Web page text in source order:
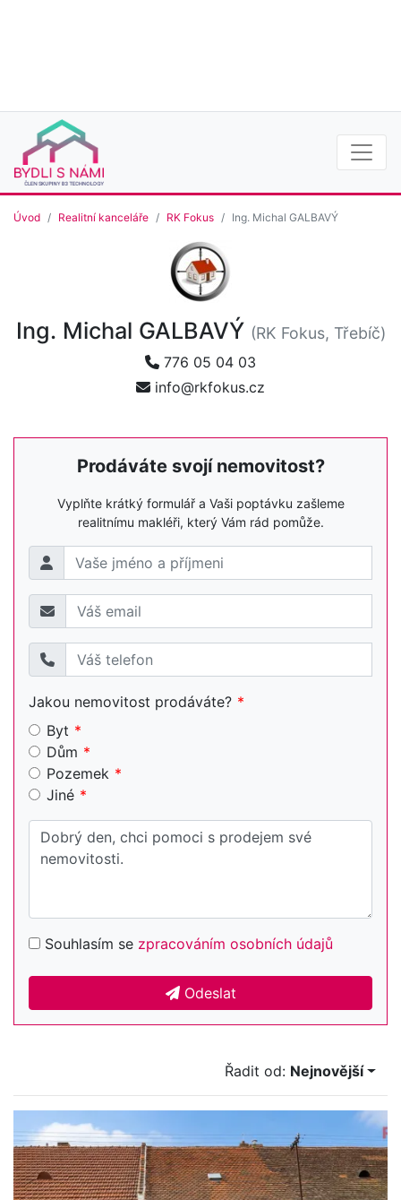
Úvod Realitní kanceláře RK Fokus Ing. Michal GALBAVÝ
Ing. Michal GALBAVÝ (RK Fokus, Třebíč)
776 05 04 03
info@rkfokus.cz
Prodáváte svojí nemovitost?
Vyplňte krátký formulář a Vaši poptávku zašleme
realitnímu makléři, který Vám rád pomůže.
Jakou nemovitost prodáváte?
Byt
Dům
Pozemek
Jiné
Souhlasím se zpracováním osobních údajů
Odeslat
Řadit od: Nejnovější